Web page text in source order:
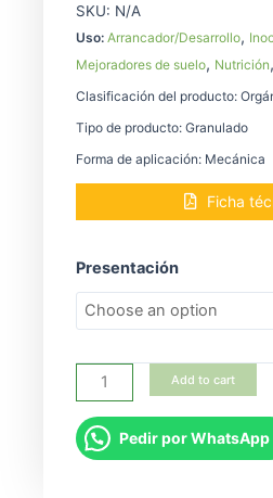
SKU: N/A
Uso: Arrancador/Desarrollo,
Mejoradores de suelo, Nutrición,
Clasificación del producto:
Tipo de producto: Granulado
Forma de aplicación: Mecánica
Ficha
Presentación
(Humus
quantity
Add to cart
Pedir por WhatsApp